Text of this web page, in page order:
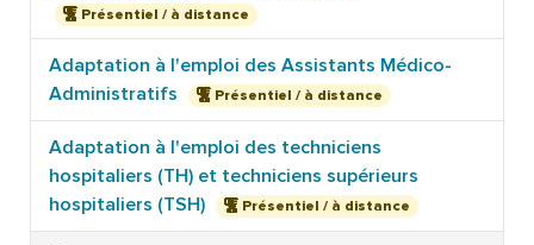
Présentiel / à distance
Adaptation à l'emploi des Assistants Médico-
Administratifs
Présentiel / à distance
Adaptation à l'emploi des techniciens
hospitaliers (TH) et techniciens supérieurs
hospitaliers (TSH)
Présentiel / à distance